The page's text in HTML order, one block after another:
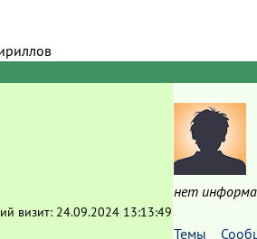
визит: 24.09.2024 13:13:49
нет
Темы